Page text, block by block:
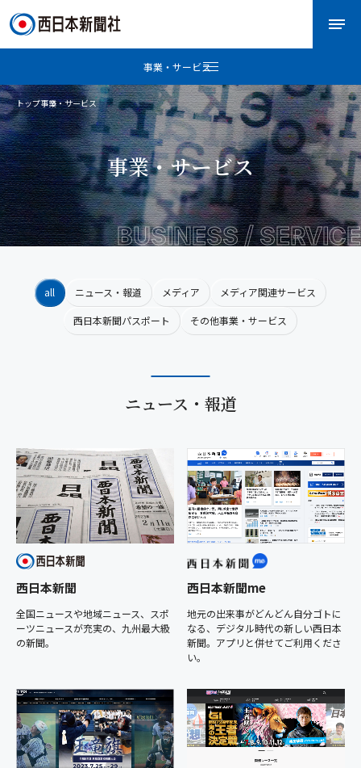
トップ事業・サービス
事業・サービス
BUSINESS / SERVICE
事業・サービス
all ニュース・報道 メディア メディア関連サービス
西日本新聞パスポート その他事業・サービス
ニュース・報道
西日本新聞
全国ニュースや地域ニュース、スポ
ーツニュースが充実の、九州最大級
の新聞。
西日本新聞me
地元の出来事がどんどん自分ゴトに
なる、デジタル時代の新しい西日本
新聞。アプリと併せてご利用くださ
い。